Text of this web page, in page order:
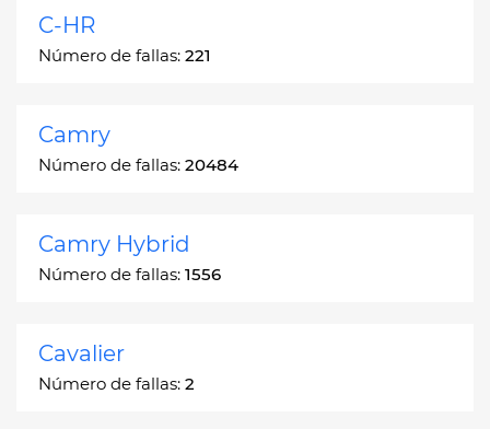
C-HR
Número de fallas: 221
Camry
Número de fallas: 20484
Camry Hybrid
Número de fallas: 1556
Cavalier
Número de fallas: 2